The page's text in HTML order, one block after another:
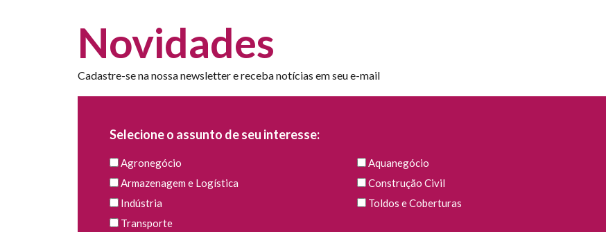
Novidades
Cadastre-se na nossa newsletter e receba notícias em seu e-mail
Selecione o assunto de seu interesse:
Agronegócio
Aquanegócio
Armazenagem e Logística
Construção Civil
Indústria
Toldos e Coberturas
Transporte